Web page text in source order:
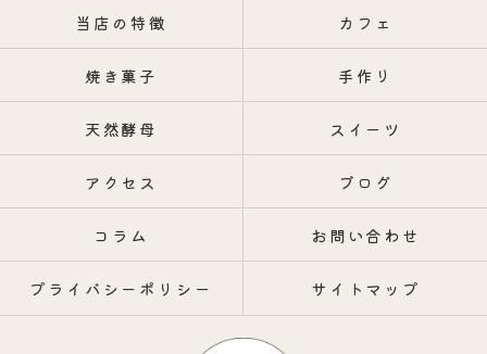
当店の特徴 カフェ
焼き菓子 手作り
天然酵母 スイーツ
アクセス ブログ
コラム お問い合わせ
プライバシーポリシー サイトマップ